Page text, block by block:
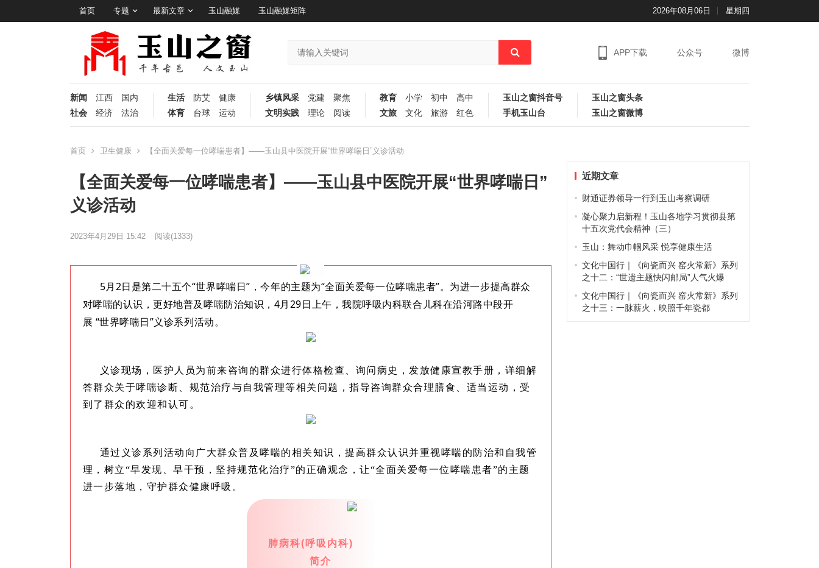
首页 专题 最新文章 玉山融媒 玉山融媒矩阵 2026年08月06日 星期四
APP下载 公众号 微博
新闻 江西
国内
社会
经济 法治
生活 防艾
健康
体育
台球 运动
乡镇风采 党建
聚焦
文明实践
理论 阅读
教育 小学 初中
高中
文旅
文化 旅游 红色
玉山之窗抖音号
手机玉山台
玉山之窗头条
玉山之窗微博
首页 卫生健康 【全面关爱每一位哮喘患者】——玉山县中医院开展“世界哮喘日”义诊活动
【全面关爱每一位哮喘患者】——玉山县中医院开展“世界哮喘日”
义诊活动
2023年4月29日 15:42 阅读(1333)
5月2日是第二十五个“世界哮喘日”，今年的主题为“全面关爱每一位哮喘患者”。为进一步提高群众
对哮喘的认识，更好地普及哮喘防治知识，4月29日上午 ，我院呼吸内科联合儿科在沿河路中段开
展 “世界哮喘日”义诊系列活动 。
义诊现场，医护人员为前来咨询的群众进行体格检查、询问病史，发放健康宣教手册，详细解
答群众关于哮喘诊断、规范治疗与自我管理等相关问题，指导咨询群众合理膳食、适当运动，受
到了群众的欢迎和认可。
通过义诊系列活动向广大群众普及哮喘的相关知识，提高群众认识并重视哮喘的防治和自我管
理，树立“早发现、早干预，坚持规范化治疗”的正确观念，让“全面关爱每一位哮喘患者”的主题
进一步落地，守护群众健康呼吸。
肺病科(呼吸内科)
简介
近期文章
财通证券领导一行到玉山考察调研
凝心聚力启新程！玉山各地学习贯彻县第
十五次党代会精神（三）
玉山：舞动巾帼风采 悦享健康生活
文化中国行｜《向瓷而兴 窑火常新》系列
之十二：“世遗主题快闪邮局”人气火爆
文化中国行｜《向瓷而兴 窑火常新》系列
之十三：一脉薪火，映照千年瓷都